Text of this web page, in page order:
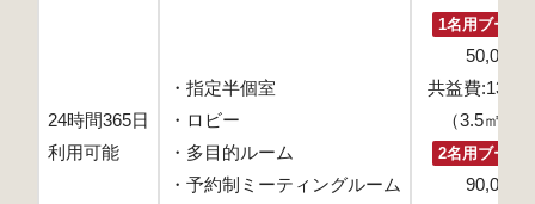
24時間365日
利用可能
・指定半個室
・ロビー
・多目的ルーム
・予約制ミーティングルーム
1名用ブース
50,000円
共益費
（3.5㎡ 窓
2名用ブース
90,000円